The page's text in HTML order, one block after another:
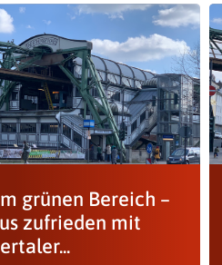
grünen Bereich –
zufrieden mit